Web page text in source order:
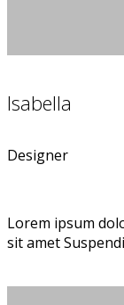
Isabella
Designer
Lorem ipsum
sit amet